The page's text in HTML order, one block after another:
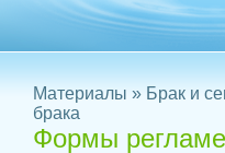
Материалы » Брак и
брака
Формы